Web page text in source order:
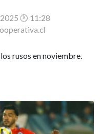
🕐 11:28
rusos en noviembre.